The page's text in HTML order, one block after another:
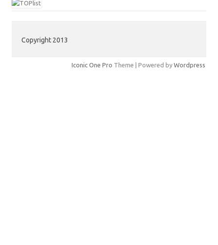
Copyright 2013
Iconic One Pro Theme | Powered by Wordpress